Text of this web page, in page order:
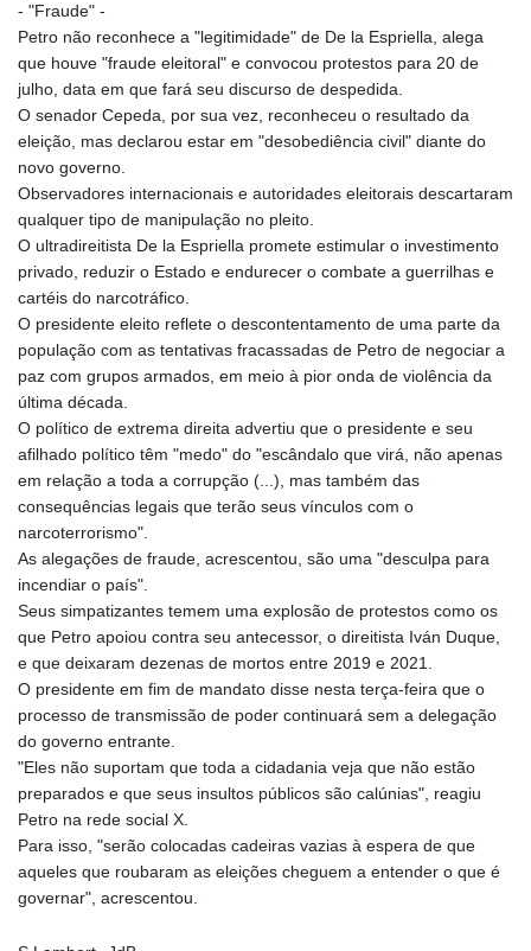
- "Fraude" -
Petro não reconhece a "legitimidade" de De la Espriella, alega
que houve "fraude eleitoral" e convocou protestos para 20 de
julho, data em que fará seu discurso de despedida.
O senador Cepeda, por sua vez, reconheceu o resultado da
eleição, mas declarou estar em "desobediência civil" diante do
novo governo.
Observadores internacionais e autoridades eleitorais descartaram
qualquer tipo de manipulação no pleito.
O ultradireitista De la Espriella promete estimular o investimento
privado, reduzir o Estado e endurecer o combate a guerrilhas e
cartéis do narcotráfico.
O presidente eleito reflete o descontentamento de uma parte da
população com as tentativas fracassadas de Petro de negociar a
paz com grupos armados, em meio à pior onda de violência da
última década.
O político de extrema direita advertiu que o presidente e seu
afilhado político têm "medo" do "escândalo que virá, não apenas
em relação a toda a corrupção (...), mas também das
consequências legais que terão seus vínculos com o
narcoterrorismo".
As alegações de fraude, acrescentou, são uma "desculpa para
incendiar o país".
Seus simpatizantes temem uma explosão de protestos como os
que Petro apoiou contra seu antecessor, o direitista Iván Duque,
e que deixaram dezenas de mortos entre 2019 e 2021.
O presidente em fim de mandato disse nesta terça-feira que o
processo de transmissão de poder continuará sem a delegação
do governo entrante.
"Eles não suportam que toda a cidadania veja que não estão
preparados e que seus insultos públicos são calúnias", reagiu
Petro na rede social X.
Para isso, "serão colocadas cadeiras vazias à espera de que
aqueles que roubaram as eleições cheguem a entender o que é
governar", acrescentou.